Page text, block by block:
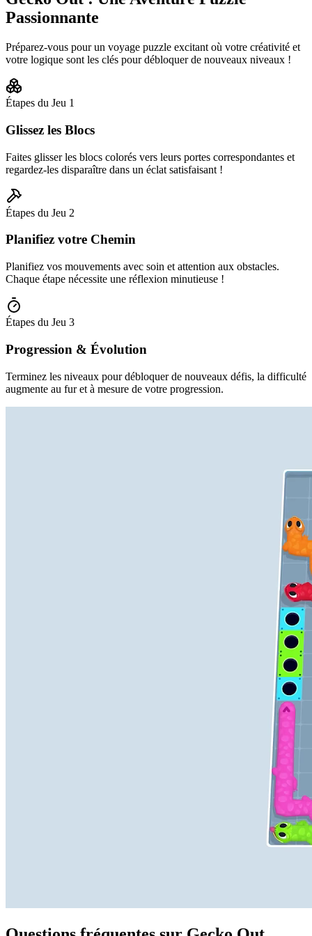
Passionnante
Préparez-vous pour un voyage puzzle excitant où votre créativité et
votre logique sont les clés pour débloquer de nouveaux niveaux !
Étapes du Jeu 1
Glissez les Blocs
Faites glisser les blocs colorés vers leurs portes correspondantes et
regardez-les disparaître dans un éclat satisfaisant !
Étapes du Jeu 2
Planifiez votre Chemin
Planifiez vos mouvements avec soin et attention aux obstacles.
Chaque étape nécessite une réflexion minutieuse !
Étapes du Jeu 3
Progression & Évolution
Terminez les niveaux pour débloquer de nouveaux défis, la difficulté
augmente au fur et à mesure de votre progression.